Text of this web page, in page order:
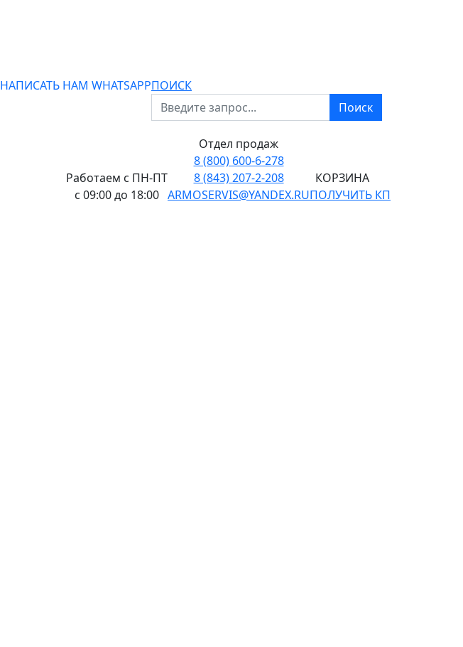
НАПИСАТЬ НАМ WHATSAPPПОИСК
Поиск
Работаем с ПН-ПТ
с 09:00 до 18:00
Отдел продаж
8 (800) 600-6-278
8 (843) 207-2-208
ARMOSERVIS@YANDEX.RU
КОРЗИНА
ПОЛУЧИТЬ КП